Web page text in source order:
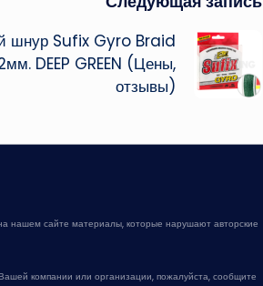
шнур Sufix Gyro Braid
DEEP GREEN (Цены,
отзывы)
нашем сайте материалы, которые нарушают авторские
компании или организации, пожалуйста, сообщите